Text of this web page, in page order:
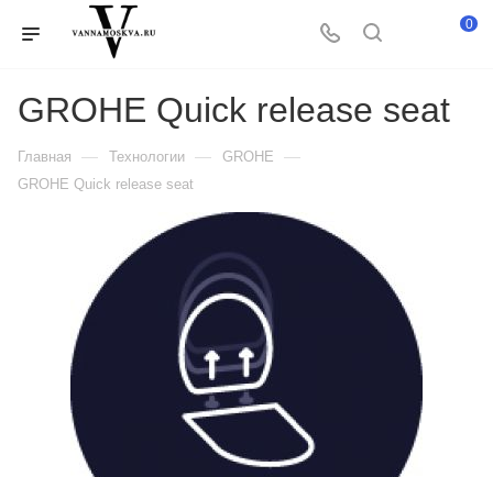
0
GROHE Quick release seat
Главная — Технологии — GROHE —
GROHE Quick release seat